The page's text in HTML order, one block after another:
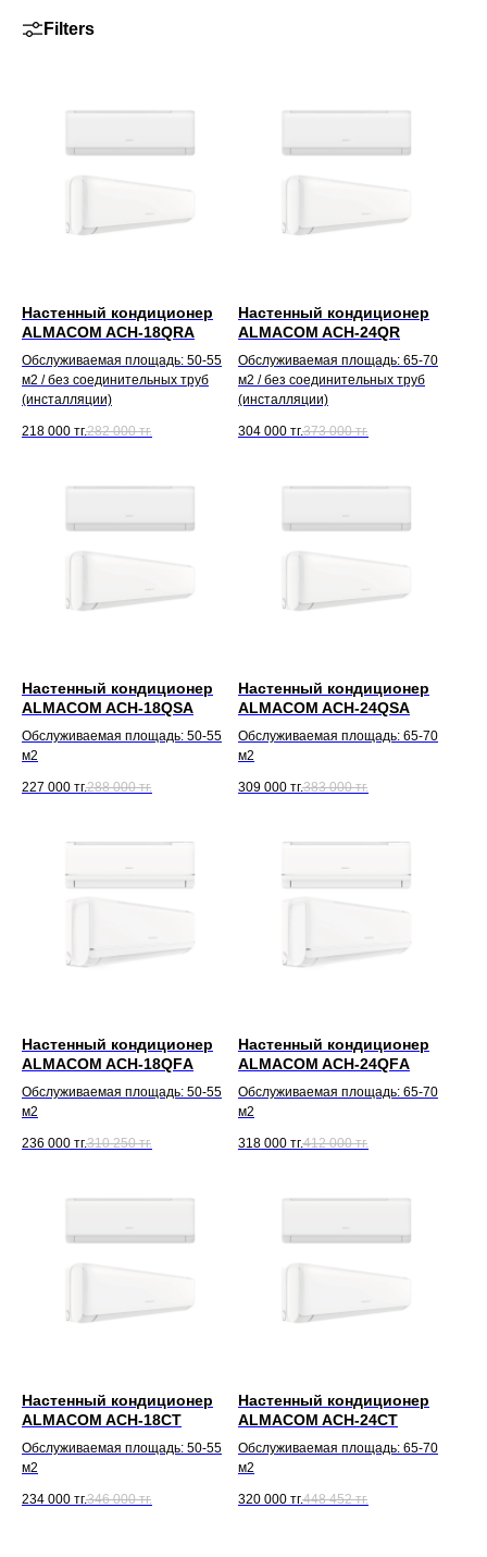
Filters
Настенный кондиционер
ALMACOM ACH-18QRA
Обслуживаемая площадь: 50-55
м2 / без соединительных труб
(инсталляции)
218 000 тг.282 000 тг.
Настенный кондиционер
ALMACOM ACH-24QR
Обслуживаемая площадь: 65-70
м2 / без соединительных труб
(инсталляции)
304 000 тг.373 000 тг.
Настенный кондиционер
ALMACOM ACH-18QSA
Обслуживаемая площадь: 50-55
м2
227 000 тг.288 000 тг.
Настенный кондиционер
ALMACOM ACH-24QSA
Обслуживаемая площадь: 65-70
м2
309 000 тг.383 000 тг.
Настенный кондиционер
ALMACOM ACH-18QFА
Обслуживаемая площадь: 50-55
м2
236 000 тг.310 250 тг.
Настенный кондиционер
ALMACOM ACH-24QFА
Обслуживаемая площадь: 65-70
м2
318 000 тг.412 000 тг.
Настенный кондиционер
ALMACOM ACH-18CT
Обслуживаемая площадь: 50-55
м2
234 000 тг.346 000 тг.
Настенный кондиционер
ALMACOM ACH-24CT
Обслуживаемая площадь: 65-70
м2
320 000 тг.448 452 тг.